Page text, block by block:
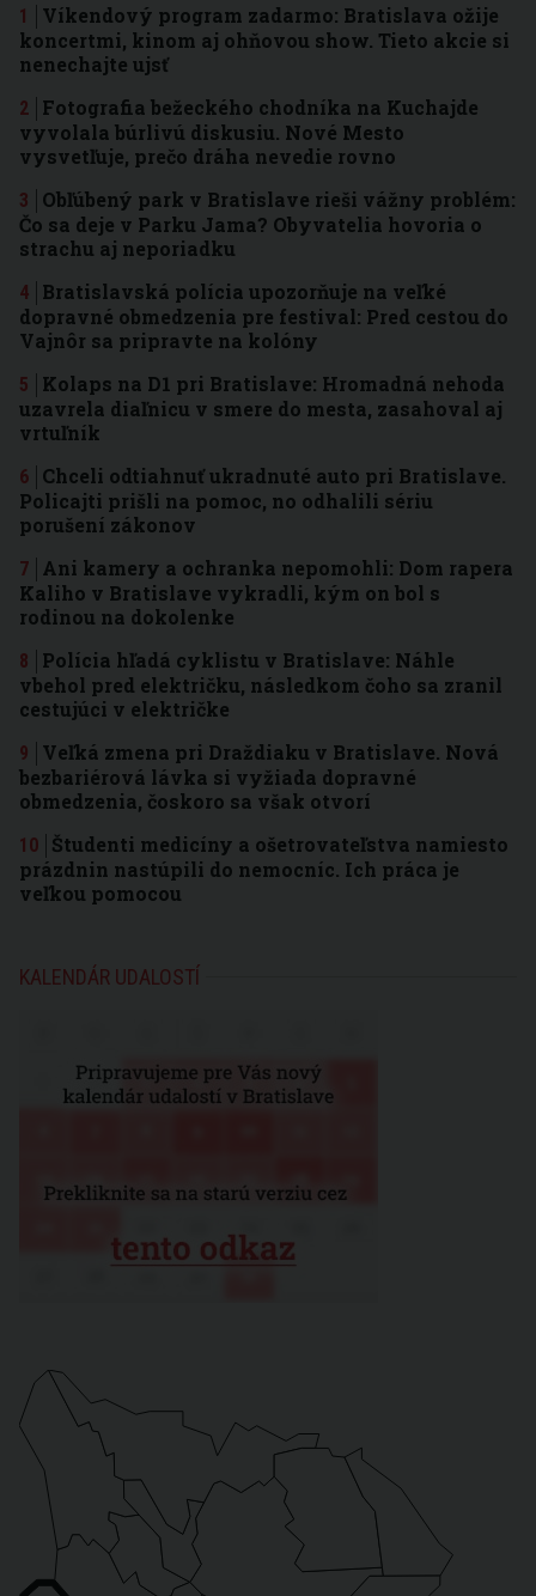
Víkendový program zadarmo: Bratislava ožije
koncertmi, kinom aj ohňovou show. Tieto akcie si
nenechajte ujsť
Fotografia bežeckého chodníka na Kuchajde
vyvolala búrlivú diskusiu. Nové Mesto
vysvetľuje, prečo dráha nevedie rovno
Obľúbený park v Bratislave rieši vážny problém:
Čo sa deje v Parku Jama? Obyvatelia hovoria o
strachu aj neporiadku
Bratislavská polícia upozorňuje na veľké
dopravné obmedzenia pre festival: Pred cestou do
Vajnôr sa pripravte na kolóny
Kolaps na D1 pri Bratislave: Hromadná nehoda
uzavrela diaľnicu v smere do mesta, zasahoval aj
vrtuľník
Chceli odtiahnuť ukradnuté auto pri Bratislave.
Policajti prišli na pomoc, no odhalili sériu
porušení zákonov
Ani kamery a ochranka nepomohli: Dom rapera
Kaliho v Bratislave vykradli, kým on bol s
rodinou na dokolenke
Polícia hľadá cyklistu v Bratislave: Náhle
vbehol pred električku, následkom čoho sa zranil
cestujúci v električke
Veľká zmena pri Draždiaku v Bratislave. Nová
bezbariérová lávka si vyžiada dopravné
obmedzenia, čoskoro sa však otvorí
Študenti medicíny a ošetrovateľstva namiesto
prázdnin nastúpili do nemocníc. Ich práca je
veľkou pomocou
KALENDÁR UDALOSTÍ